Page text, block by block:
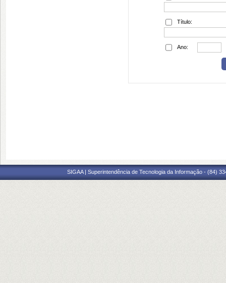
Título:
Ano:
SIGAA | Superintendência de Tecnologia da Informação - (84)